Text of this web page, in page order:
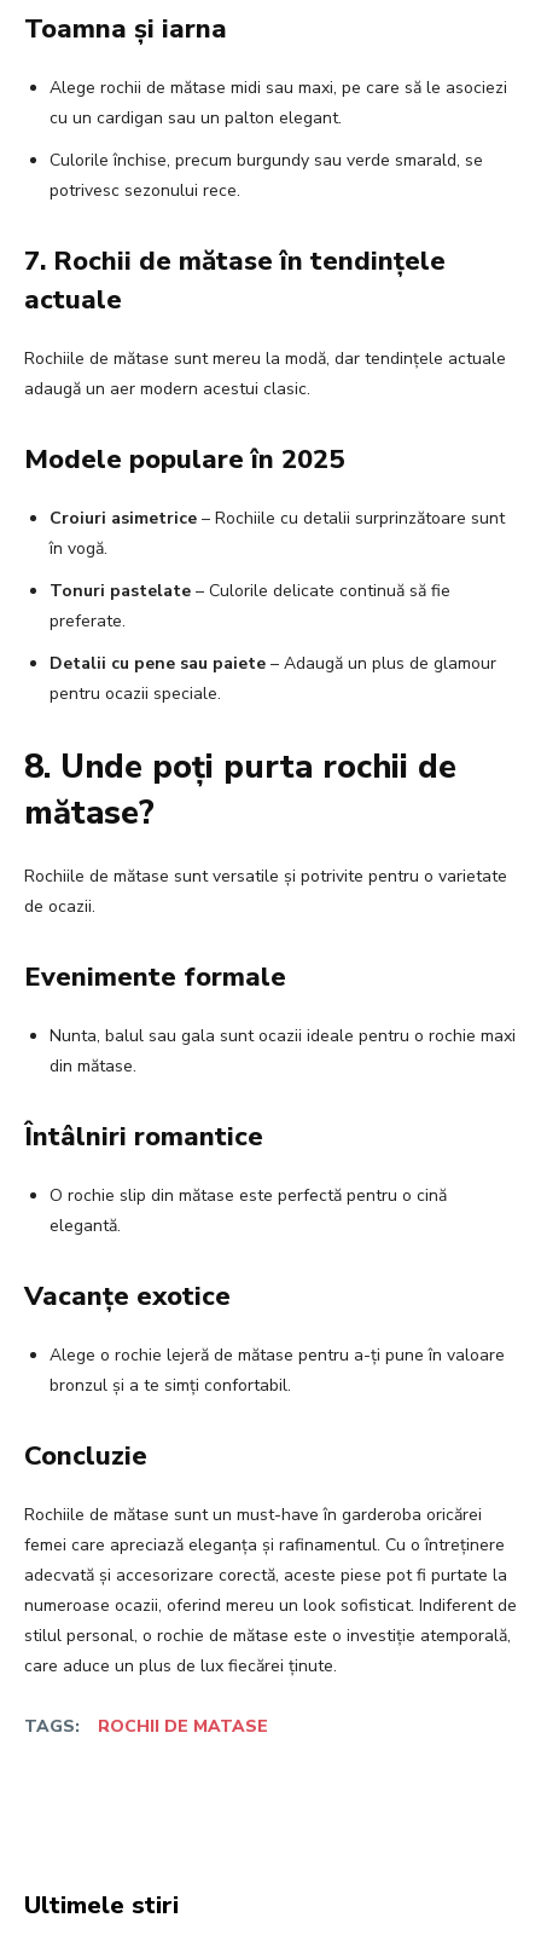
Toamna și iarna
Alege rochii de mătase midi sau maxi, pe care să le asociezi
cu un cardigan sau un palton elegant.
Culorile închise, precum burgundy sau verde smarald, se
potrivesc sezonului rece.
7. Rochii de mătase în tendințele
actuale
Rochiile de mătase sunt mereu la modă, dar tendințele actuale
adaugă un aer modern acestui clasic.
Modele populare în 2025
Croiuri asimetrice – Rochiile cu detalii surprinzătoare sunt
în vogă.
Tonuri pastelate – Culorile delicate continuă să fie
preferate.
Detalii cu pene sau paiete – Adaugă un plus de glamour
pentru ocazii speciale.
8. Unde poți purta rochii de
mătase?
Rochiile de mătase sunt versatile și potrivite pentru o varietate
de ocazii.
Evenimente formale
Nunta, balul sau gala sunt ocazii ideale pentru o rochie maxi
din mătase.
Întâlniri romantice
O rochie slip din mătase este perfectă pentru o cină
elegantă.
Vacanțe exotice
Alege o rochie lejeră de mătase pentru a-ți pune în valoare
bronzul și a te simți confortabil.
Concluzie
Rochiile de mătase sunt un must-have în garderoba oricărei
femei care apreciază eleganța și rafinamentul. Cu o întreținere
adecvată și accesorizare corectă, aceste piese pot fi purtate la
numeroase ocazii, oferind mereu un look sofisticat. Indiferent de
stilul personal, o rochie de mătase este o investiție atemporală,
care aduce un plus de lux fiecărei ținute.
TAGS: ROCHII DE MATASE
Ultimele stiri